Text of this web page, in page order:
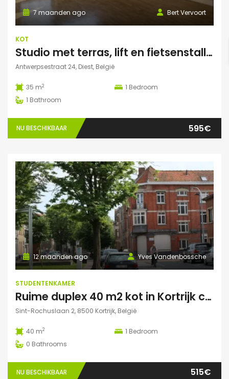
Bert Vervoort
7 maanden ago
KOT
Studio met terras, lift en fietsenstalling in Diest
Antwerpsestraat 24, Diest, België
35 m2 1 Bedroom
1 Bathroom
NU BESCHIKBAAR 595€
Yves Vandenbossche
12 maanden ago
STUDENTENKAMER
Ruime duplex 40 m2 kot in Kortrijk centraal gelegen.
Sint-Rochuslaan 2, 8500 Kortrijk, België
40 m2 1 Bedroom
0 Bathrooms
NU BESCHIKBAAR 515€